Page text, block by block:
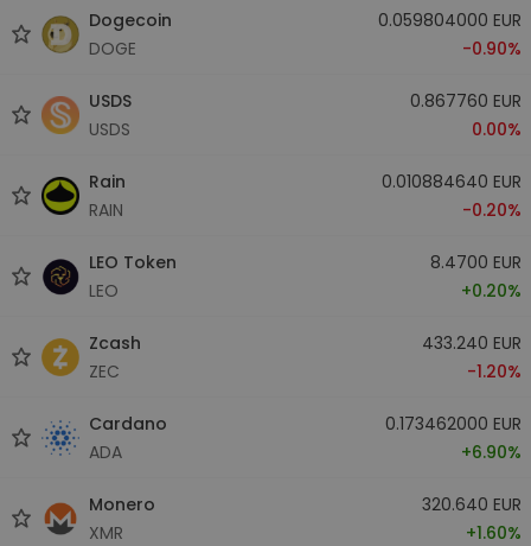
Dogecoin
DOGE
0.059804000 EUR
-0.90%
USDS
USDS
0.867760 EUR
0.00%
Rain
RAIN
0.010884640 EUR
-0.20%
LEO Token
LEO
8.4700 EUR
+0.20%
Zcash
ZEC
433.240 EUR
-1.20%
Cardano
ADA
0.173462000 EUR
+6.90%
Monero
XMR
320.640 EUR
+1.60%